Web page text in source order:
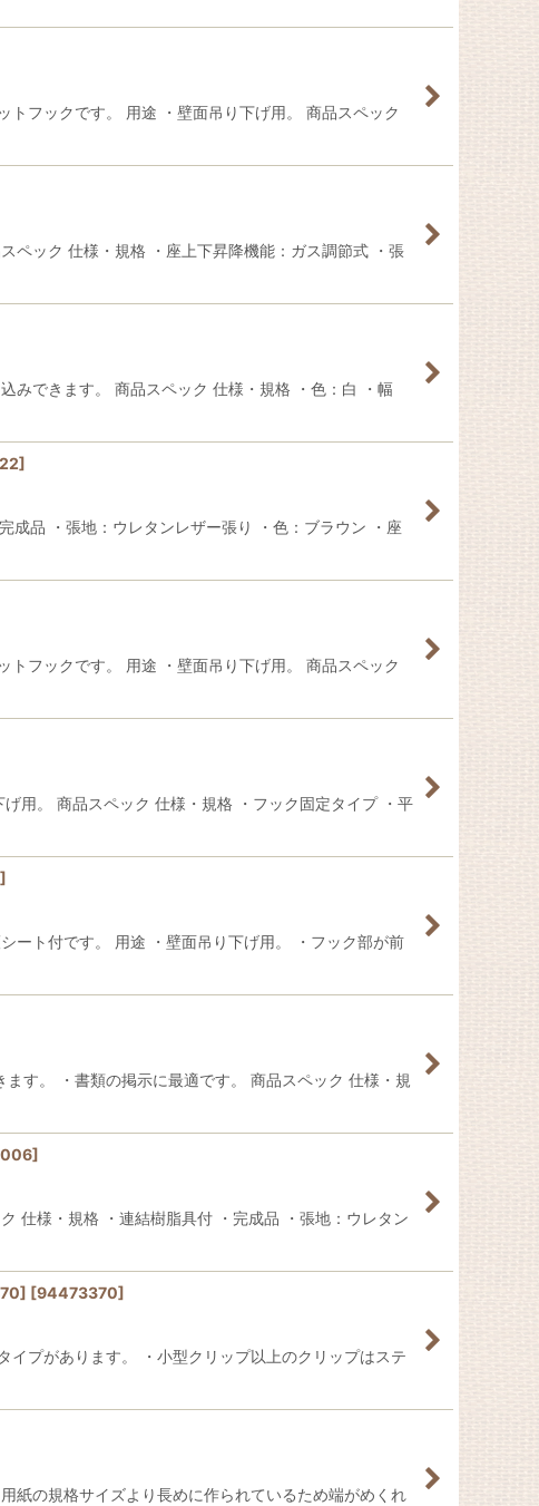
トフックです。 用途 ・壁面吊り下げ用。 商品スペック
ペック 仕様・規格 ・座上下昇降機能：ガス調節式 ・張
みできます。 商品スペック 仕様・規格 ・色：白 ・幅
]
成品 ・張地：ウレタンレザー張り ・色：ブラウン ・座
トフックです。 用途 ・壁面吊り下げ用。 商品スペック
用。 商品スペック 仕様・規格 ・フック固定タイプ ・平
]
ート付です。 用途 ・壁面吊り下げ用。 ・フック部が前
す。 ・書類の掲示に最適です。 商品スペック 仕様・規
]
仕様・規格 ・連結樹脂具付 ・完成品 ・張地：ウレタン
[94473370]
イプがあります。 ・小型クリップ以上のクリップはステ
紙の規格サイズより長めに作られているため端がめくれ